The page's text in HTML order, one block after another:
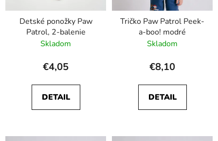
Detské ponožky Paw
Patrol, 2-balenie
Skladom
€4,05
DETAIL
Tričko Paw Patrol Peek-
a-boo! modré
Skladom
€8,10
DETAIL